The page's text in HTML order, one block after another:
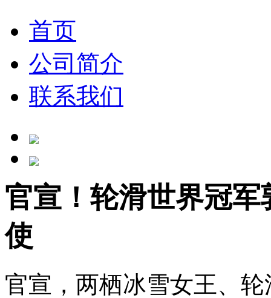
首页
公司简介
联系我们
官宣！轮滑世界冠
使
官宣，两栖冰雪女王、